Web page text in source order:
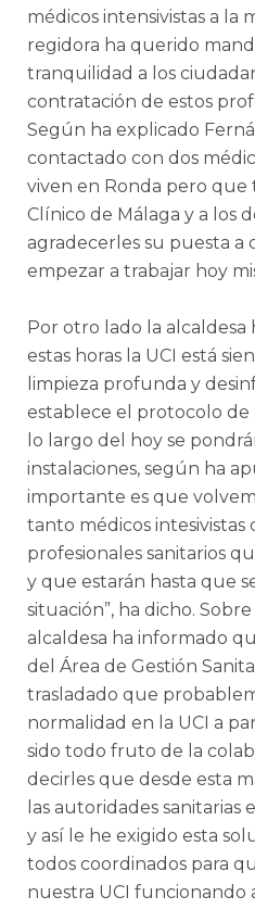
médicos intensivistas a la
regidora ha querido
tranquilidad a los
contratación de estos
Según ha explicado
contactado con dos
viven en Ronda pero que
Clínico de Málaga y a los
agradecerles su puesta a
empezar a trabajar hoy
Por otro lado la alcaldesa
estas horas la UCI está
limpieza profunda y
establece el protocolo de
lo largo del hoy se
instalaciones, según ha
importante es que
tanto médicos intesivistas
profesionales sanitarios
y que estarán hasta que
situación”, ha dicho.
alcaldesa ha informado
del Área de Gestión
trasladado que
normalidad en la UCI a
sido todo fruto de la
decirles que desde esta
las autoridades sanitarias
y así le he exigido esta
todos coordinados para
nuestra UCI funcionando